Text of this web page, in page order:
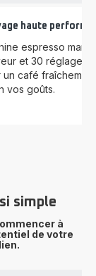
haute
espresso
et 30 réglages
un café
vos goûts.
simple
à
de votre